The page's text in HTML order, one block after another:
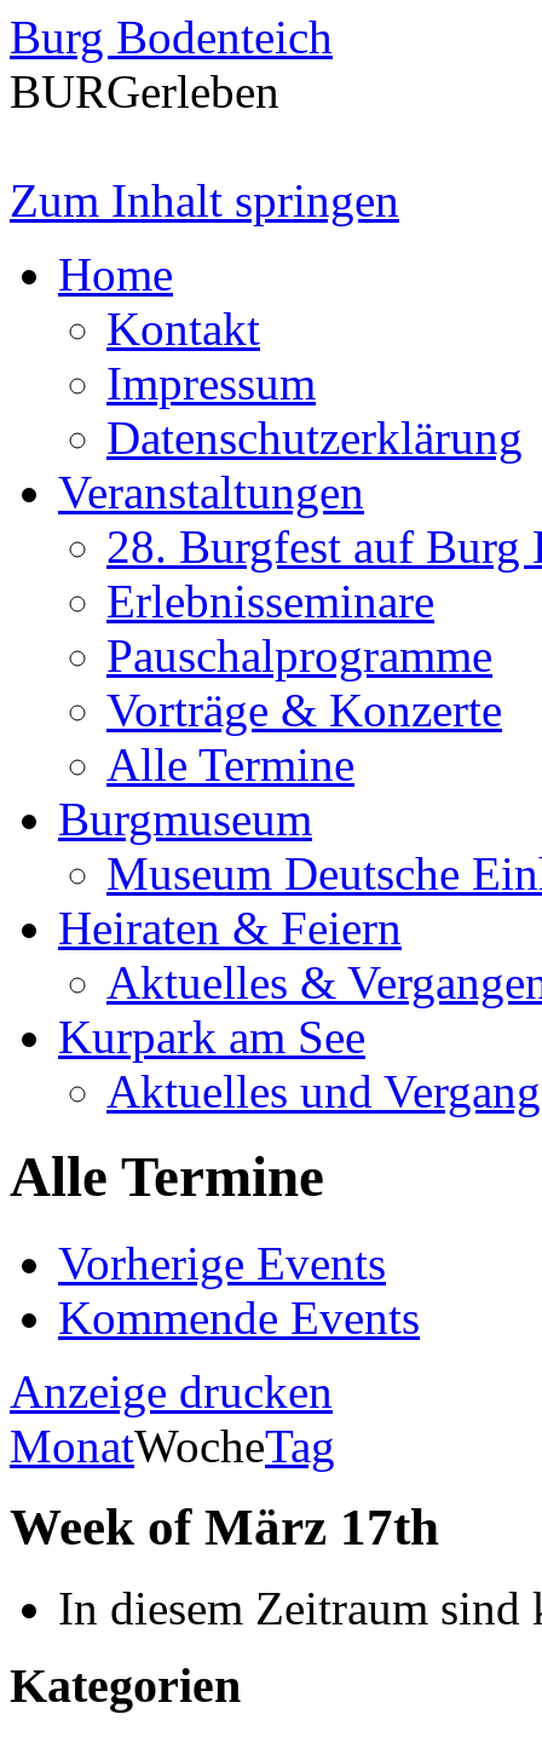
Burg Bodenteich
BURGerleben
Zum Inhalt springen
Home
Kontakt
Impressum
Datenschutzerklärung
Veranstaltungen
28. Burgfest auf Burg
Erlebnisseminare
Pauschalprogramme
Vorträge & Konzerte
Alle Termine
Burgmuseum
Museum Deutsche
Heiraten & Feiern
Aktuelles &
Kurpark am See
Aktuelles und
Alle Termine
Vorherige Events
Kommende Events
Anzeige drucken
MonatWocheTag
Week of März 17th
In diesem Zeitraum sind
Kategorien